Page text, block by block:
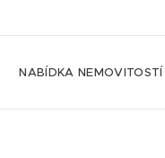
NABÍDKA